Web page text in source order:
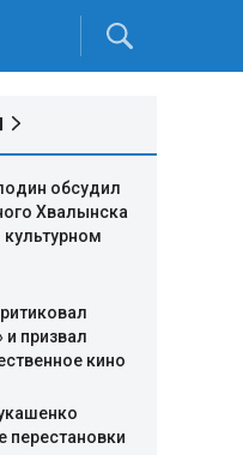
обсудил
Хвалынска
и призвал
кино
перестановки